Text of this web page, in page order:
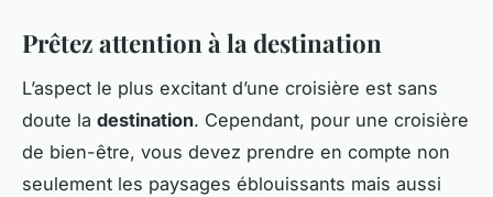
Prêtez attention à la destination
L’aspect le plus excitant d’une croisière est sans
doute la destination. Cependant, pour une croisière
de bien-être, vous devez prendre en compte non
seulement les paysages éblouissants mais aussi